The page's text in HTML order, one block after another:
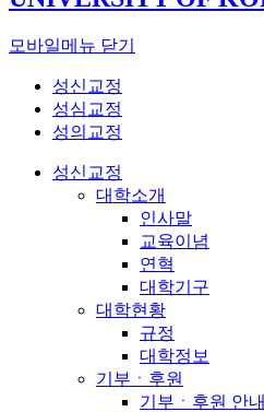
모바일메뉴 닫기
성신교정
성심교정
성의교정
성신교정
대학소개
인사말
교육이념
연혁
대학기구
대학현황
규정
대학정보
기부ㆍ후원
기부ㆍ후원 안내